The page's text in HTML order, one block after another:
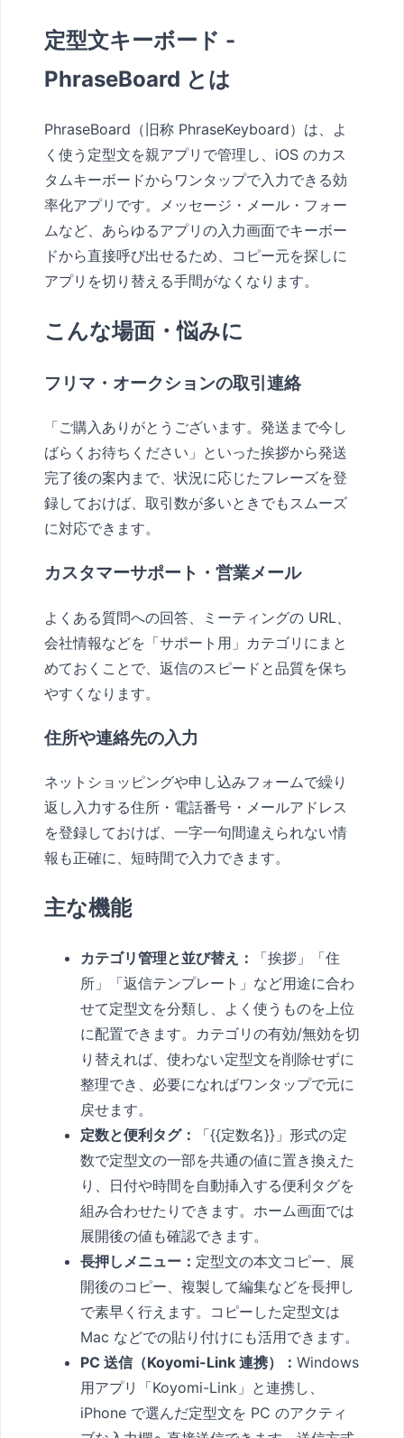
定型文キーボード -
PhraseBoard とは
PhraseBoard（旧称 PhraseKeyboard）は、よ
く使う定型文を親アプリで管理し、iOS のカス
タムキーボードからワンタップで入力できる効
率化アプリです。メッセージ・メール・フォー
ムなど、あらゆるアプリの入力画面でキーボー
ドから直接呼び出せるため、コピー元を探しに
アプリを切り替える手間がなくなります。
こんな場面・悩みに
フリマ・オークションの取引連絡
「ご購入ありがとうございます。発送まで今し
ばらくお待ちください」といった挨拶から発送
完了後の案内まで、状況に応じたフレーズを登
録しておけば、取引数が多いときでもスムーズ
に対応できます。
カスタマーサポート・営業メール
よくある質問への回答、ミーティングの URL、
会社情報などを「サポート用」カテゴリにまと
めておくことで、返信のスピードと品質を保ち
やすくなります。
住所や連絡先の入力
ネットショッピングや申し込みフォームで繰り
返し入力する住所・電話番号・メールアドレス
を登録しておけば、一字一句間違えられない情
報も正確に、短時間で入力できます。
主な機能
カテゴリ管理と並び替え：
「挨拶」「住
所」「返信テンプレート」など用途に合わ
せて定型文を分類し、よく使うものを上位
に配置できます。カテゴリの有効/無効を切
り替えれば、使わない定型文を削除せずに
整理でき、必要になればワンタップで元に
戻せます。
定数と便利タグ：
「{{定数名}}」形式の定
数で定型文の一部を共通の値に置き換えた
り、日付や時間を自動挿入する便利タグを
組み合わせたりできます。ホーム画面では
展開後の値も確認できます。
長押しメニュー： 定型文の本文コピー、展
開後のコピー、複製して編集などを長押し
で素早く行えます。コピーした定型文は
Mac などでの貼り付けにも活用できます。
PC 送信（Koyomi-Link 連携）： Windows
用アプリ「Koyomi-Link」と連携し、
iPhone で選んだ定型文を PC のアクティ